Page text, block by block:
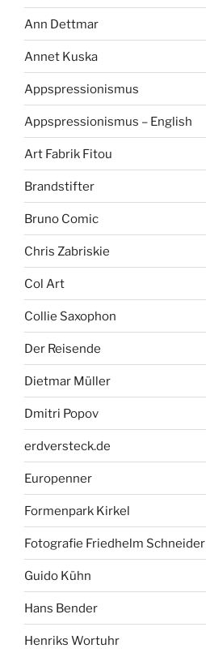
Ann Dettmar
Annet Kuska
Appspressionismus
Appspressionismus – English
Art Fabrik Fitou
Brandstifter
Bruno Comic
Chris Zabriskie
Col Art
Collie Saxophon
Der Reisende
Dietmar Müller
Dmitri Popov
erdversteck.de
Europenner
Formenpark Kirkel
Fotografie Friedhelm Schneider
Guido Kühn
Hans Bender
Henriks Wortuhr